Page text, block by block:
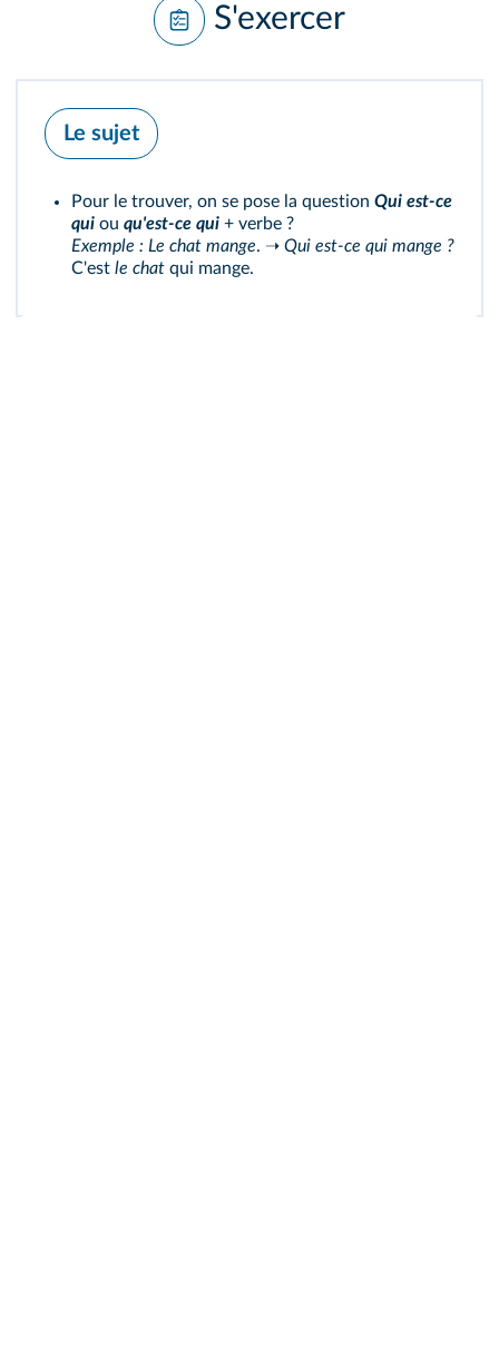
S'exercer
Le sujet
Pour le trouver, on se pose la question Qui est-ce
qui ou qu'est-ce qui + verbe ?
Exemple : Le chat mange. ➝ Qui est-ce qui mange ?
C'est le chat qui mange.